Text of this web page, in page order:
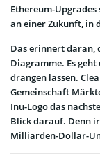
Ethereum-
an einer Zukunft, in
Das erinnert daran,
Diagramme. Es geht
drängen lassen.
Gemeinschaft
Inu-Logo das
Blick darauf. Denn
Milliarden-Dollar-